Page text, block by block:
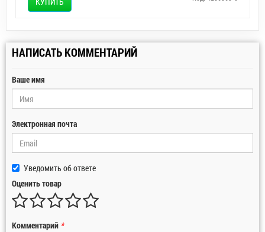
НАПИСАТЬ КОММЕНТАРИЙ
Ваше имя
Электронная почта
Уведомить об ответе
Оценить товар
Комментарий *